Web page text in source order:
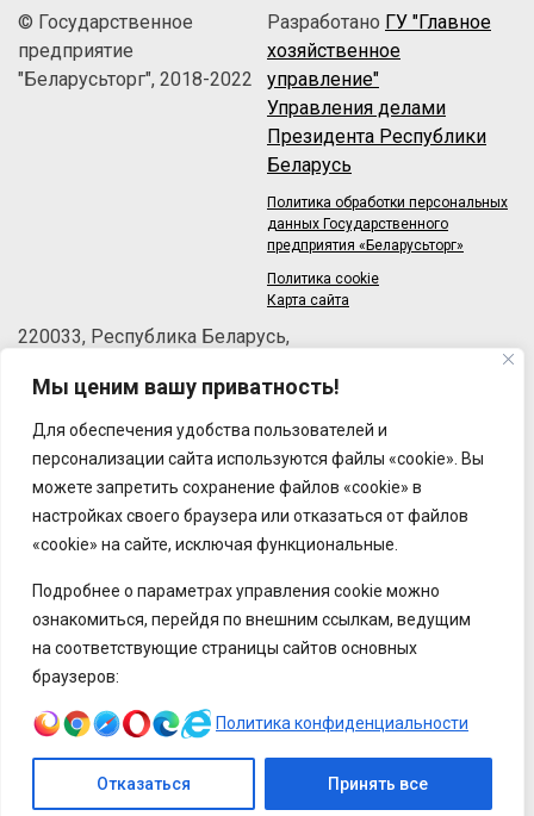
Мы ценим вашу приватность!
Для обеспечения удобства пользователей и
персонализации сайта используются файлы «cookie». Вы
можете запретить сохранение файлов «cookie» в
настройках своего браузера или отказаться от файлов
«cookie» на сайте, исключая функциональные.
Подробнее о параметрах управления cookie можно
ознакомиться, перейдя по внешним ссылкам, ведущим
на соответствующие страницы сайтов основных
браузеров:
Политика конфиденциальности
Отказаться Принять все
© Государственное
предприятие
"Беларусьторг", 2018-2022
Разработано ГУ "Главное
хозяйственное
управление"
Управления делами
Президента Республики
Беларусь
Политика обработки персональных
данных Государственного
предприятия «Беларусьторг»
Политика cookie
Карта сайта
220033, Республика Беларусь,
Телефон: +375 (17) 215-63-33
Факс: +375 (17) 270-30-50
Email:brt@brt.by